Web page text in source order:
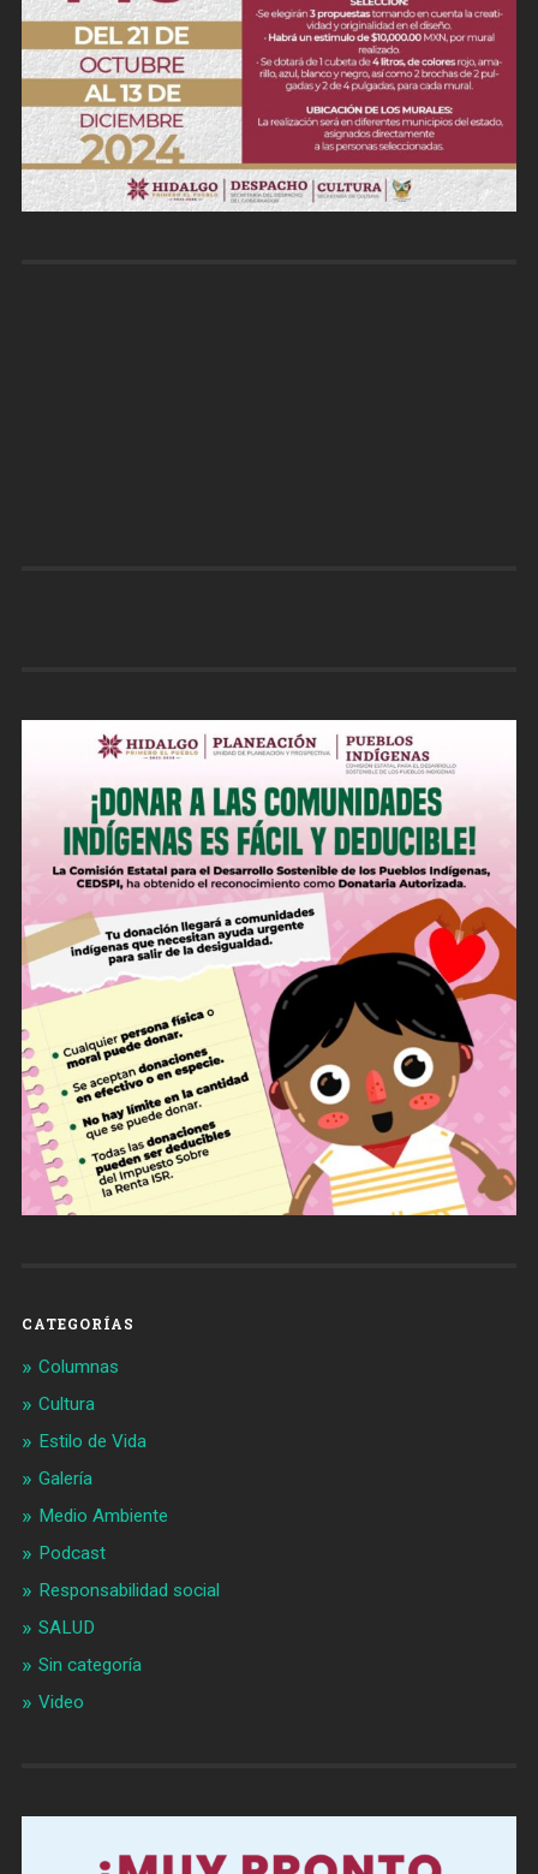
CATEGORÍAS
Columnas
Cultura
Estilo de Vida
Galería
Medio Ambiente
Podcast
Responsabilidad social
SALUD
Sin categoría
Video